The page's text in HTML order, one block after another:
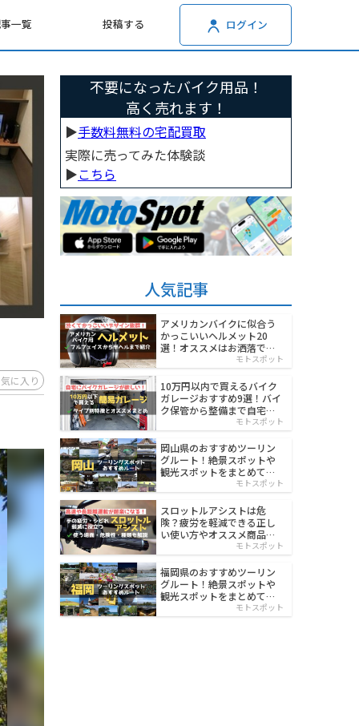
一覧 投稿する ログイン
に入り
不要になったバイク用品！
高く売れます！
▶︎手数料無料の宅配買取
実際に売ってみた体験談
▶︎こちら
人気記事
アメリカンバイクに似合う
かっこいいヘルメット20
選！オススメはお洒落でワ
モトスポット
10万円以内で買えるバイク
ガレージおすすめ9選！バイ
ク保管から整備まで自宅で
モトスポット
岡山県のおすすめツーリン
グルート！絶景スポットや
観光スポットをまとめて紹
モトスポット
スロットルアシストは危
険？疲労を軽減できる正し
い使い方やオススメ商品を
モトスポット
福岡県のおすすめツーリン
グルート！絶景スポットや
観光スポットをまとめて紹
モトスポット